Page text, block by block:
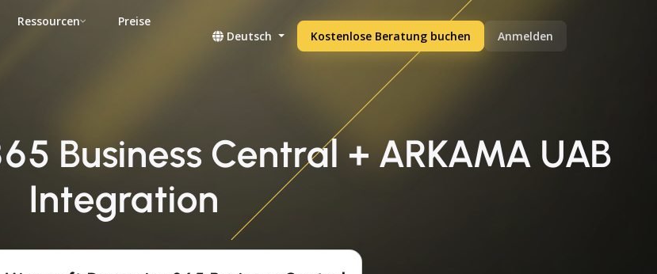
Ressourcen
Preise
Deutsch Kostenlose Beratung buchen Anmelden
Business Central + ARKAMA UAB
Integration